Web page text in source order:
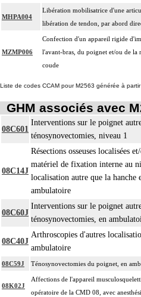
MHPA004
Libération mobilisatrice d'une
libération de tendon, par abord
MZMP006
Confection d'un appareil rigide
l'avant-bras, du poignet et/ou de la
coude
Liste de codes CCAM pour M2563 générée à
GHM associés avec
08C601
Interventions sur le poignet
ténosynovectomies, niveau 1
08C14J
Résections osseuses localisées
matériel de fixation interne au
localisation autre que la hanche
ambulatoire
08C60J
Interventions sur le poignet
ténosynovectomies, en
08C40J
Arthroscopies d'autres
ambulatoire
08C59J Ténosynovectomies du poignet, en
08K02J
Affections de l'appareil
opératoire de la CMD 08, avec